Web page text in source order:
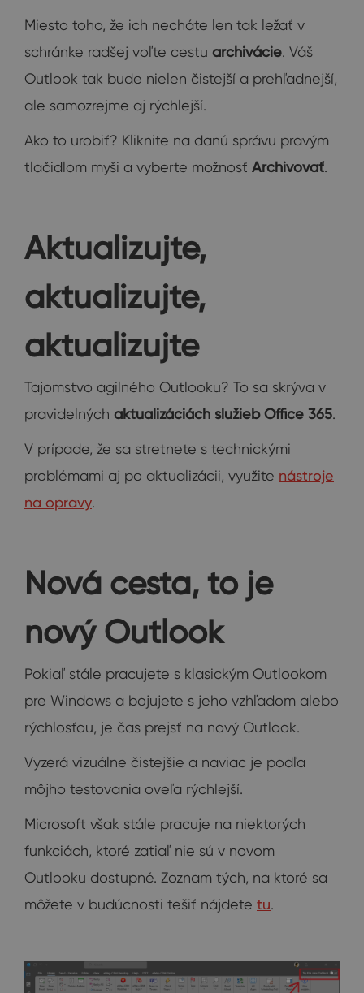
Miesto toho, že ich necháte len tak ležať v
schránke radšej voľte cestu archivácie. Váš
Outlook tak bude nielen čistejší a prehľadnejší,
ale samozrejme aj rýchlejší.
Ako to urobiť? Kliknite na danú správu pravým
tlačidlom myši a vyberte možnosť Archivovať.
Aktualizujte,
aktualizujte,
aktualizujte
Tajomstvo agilného Outlooku? To sa skrýva v
pravidelných aktualizáciách služieb Office 365.
V prípade, že sa stretnete s technickými
problémami aj po aktualizácii, využite nástroje
na opravy.
Nová cesta, to je
nový Outlook
Pokiaľ stále pracujete s klasickým Outlookom
pre Windows a bojujete s jeho vzhľadom alebo
rýchlosťou, je čas prejsť na nový Outlook.
Vyzerá vizuálne čistejšie a naviac je podľa
môjho testovania oveľa rýchlejší.
Microsoft však stále pracuje na niektorých
funkciách, ktoré zatiaľ nie sú v novom
Outlooku dostupné. Zoznam tých, na ktoré sa
môžete v budúcnosti tešiť nájdete tu.